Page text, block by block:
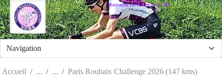
Bienvenue sur le site du VCBS
Accueil Paris Roubaix Challenge 2026 (147 kms)
Panneau de gestion des cookies